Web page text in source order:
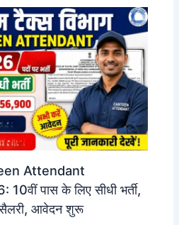
Attendant
पास के लिए सीधी भर्ती,
आवेदन शुरू